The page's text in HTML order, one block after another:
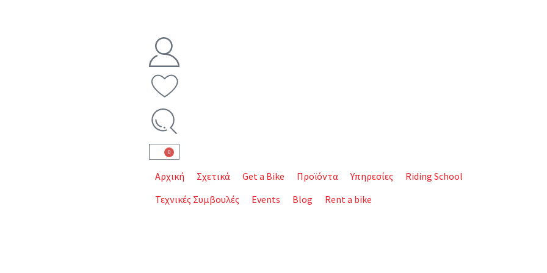
0
Αρχική Σχετικά Get a Bike Προϊόντα Υπηρεσίες
Riding School
Τεχνικές Συμβουλές
Events Blog Rent a bike